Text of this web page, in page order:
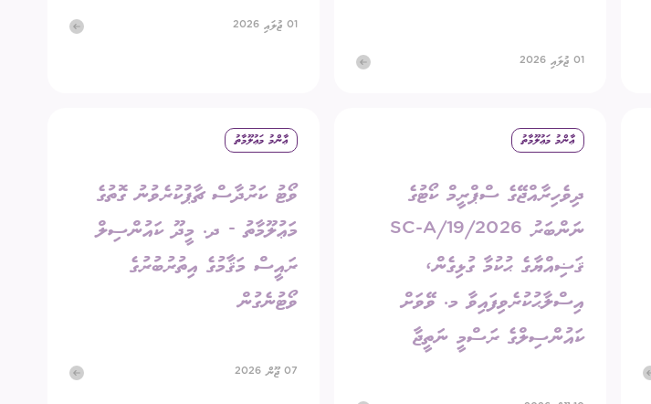
01 ޖުލައި 2026
01 ޖުލައި 2026
ޢާންމު މަޢުލޫމާތު
ދިވެހިރާއްޖޭގެ ސްޕްރީމް ކޯޓުގެ
ނަންބަރު 2026/SC-A/19
ޤަޟިއްޔާގެ ޙުކުމާ ގުޅިގެން،
އިސްލާޙުކުރެވިފައިވާ މ. ވޭވަށް
ކައުންސިލްގެ ރަސްމީ ނަތީޖާ
ޢާންމު މަޢުލޫމާތު
ވޯޓު ކަރުދާސް ޗާޕުކުރެވުނު ގޮތުގެ
މަޢުލޫމާތު - ދ. މީދޫ ކައުންސިލް
ރައީސް މަޤާމުގެ އިތުރުބުރުގެ
ވޯޓުނެގުން
07 ޖޫން 2026